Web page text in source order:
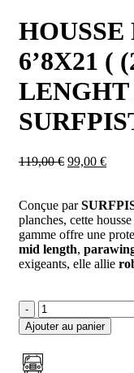
6’8X21 (
119,00€ Le
était :
119,00 €.
99,00 €Le
est :
Conçue par
planches, cette
gamme offre une
mid length,
exigeants, elle allie
quantité
de
HOUSSE
FOIL
BOARD
Ajouter au panier